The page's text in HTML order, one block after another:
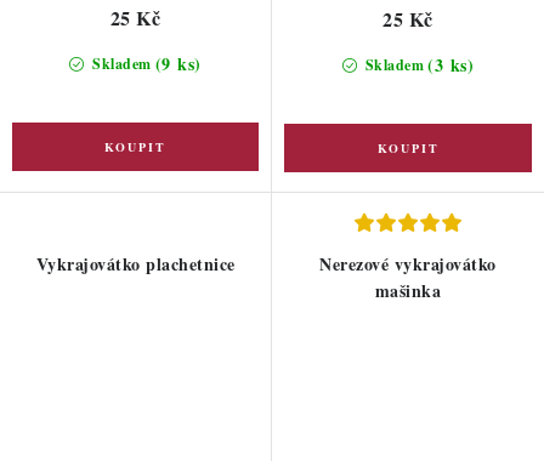
Skladem (9 ks)
25 Kč
Skladem(3 ks)
25 Kč
Vykrajovátko plachetnice
Nerezové vykrajovátko
mašinka